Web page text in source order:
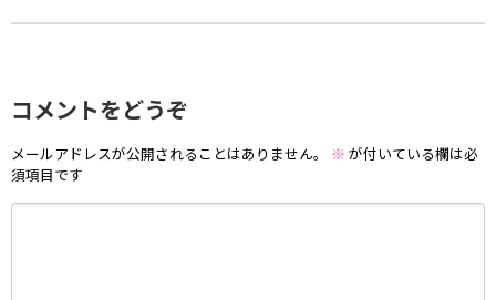
コメントをどうぞ
メールアドレスが公開されることはありません。 ※ が付いている欄は必
須項目です